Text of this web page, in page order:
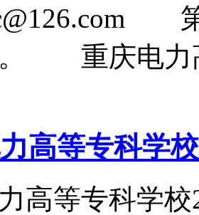
。 重庆电力
高等专科学
高等专科学